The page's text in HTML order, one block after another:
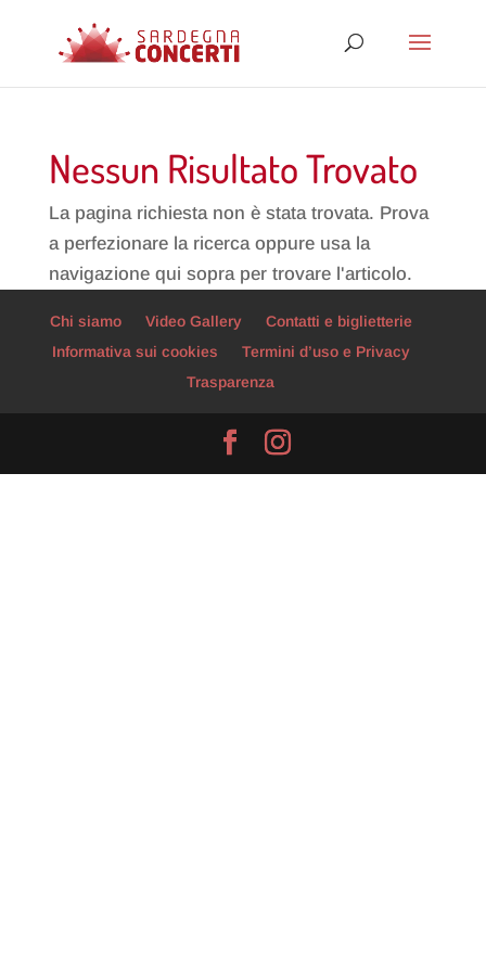
Nessun Risultato Trovato
La pagina richiesta non è stata trovata. Prova
a perfezionare la ricerca oppure usa la
navigazione qui sopra per trovare l'articolo.
Chi siamo Video Gallery
Contatti e biglietterie
Informativa sui cookies
Termini d’uso e Privacy
Trasparenza